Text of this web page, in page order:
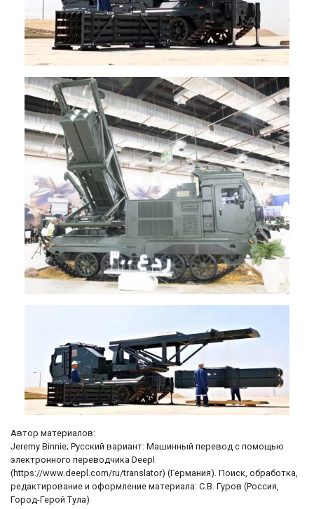
Автор материалов:
Jeremy Binnie; Русский вариант: Машинный перевод с помощью
электронного переводчика Deepl
(https://www.deepl.com/ru/translator) (Германия). Поиск, обработка,
редактирование и оформление материала: С.В. Гуров (Россия,
Город-Герой Тула)